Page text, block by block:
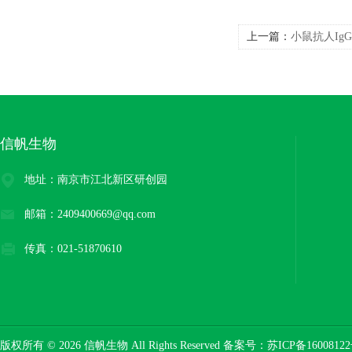
上一篇： 小鼠抗人
信帆生物
地址：南京市江北新区研创园
邮箱：2409400669@qq.com
传真：021-51870610
版权所有 © 2026 信帆生物 All Rights Reserved 备案号： 苏ICP备